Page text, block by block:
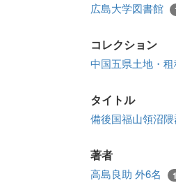
広島大学図書館
コレクション
中国五県土地・
タイトル
備後国福山領沼
著者
高島良助 外6名 1